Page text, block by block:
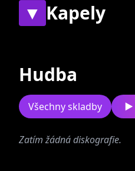
▼ Kapely
Hudba
Všechny skladby
Zatím žádná diskografie.